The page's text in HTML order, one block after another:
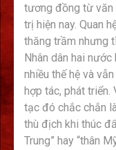
tương đồng từ văn
trị hiện nay. Quan
thăng trầm nhưng
Nhân dân hai
nhiều thế hệ và
hợp tác, phát triển.
tạc đó chắc chắn
thù địch khi thúc
Trung” hay “thân